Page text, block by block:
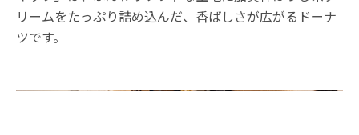
リームをたっぷり詰め込んだ、香ばしさが広がるドーナ
ツです。